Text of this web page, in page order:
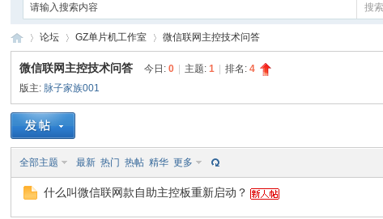
搜索
宇 »
论坛
›
GZ单片机工作室
›
微信联网主控技术问答
微信联网主控技术问答 今日:0 主题:1 排名:4
版主: 脉子家族001
全部主题 最新 热门 热帖 精华 更多
什么叫微信联网款自助主控板重新启动？